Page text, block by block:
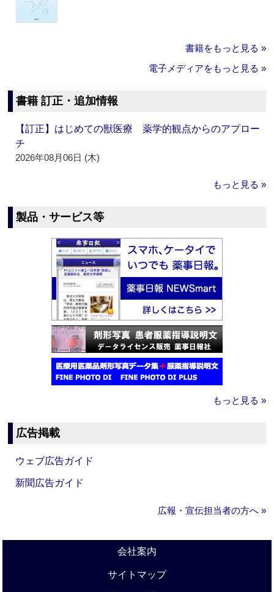
書籍をもっと見る »
電子メディアをもっと見る »
書籍 訂正・追加情報
【訂正】はじめての獣医療 薬学的観点からのアプロー
チ
2026年08月06日 (木)
もっと見る »
製品・サービス等
もっと見る »
広告掲載
ウェブ広告ガイド
新聞広告ガイド
広報・宣伝担当者の方へ »
会社案内
サイトマップ